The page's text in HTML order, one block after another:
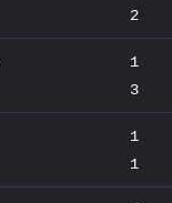
2
1
3
1
1